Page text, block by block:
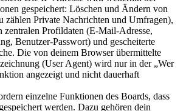
gespeichert: Löschen und Ändern von
zählen Private Nachrichten und Umfragen),
zentralen Profildaten (E-Mail-Adresse,
Benutzer-Passwort) und gescheiterte
Die von deinem Browser übermittelte
(User Agent) wird nur in der „Wer
angezeigt und nicht dauerhaft
einzelne Funktionen des Boards, dass
werden. Dazu gehören dein